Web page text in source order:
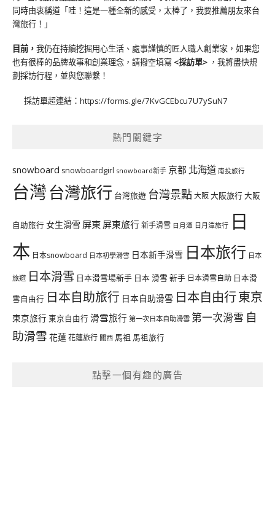
同時由衷稱道「哇！這是一種全新的感受，太棒了，我要推薦朋友來台
灣旅行！」
目前， 我仍在持續挖掘用心生活、處事謹慎的匠人職人創業家，如果您
也有很棒的品牌故事和創業理念，請撥空填寫 <採訪單> ，我將盡快規
劃採訪行程，並與您聯繫！
採訪單超連結： https://forms.gle/7KvGCEbcu7U7ySuN7
熱門關鍵字
snowboard snowboardgirl snowboard新手 京都 北海道 南投旅行
台灣台灣旅行 台灣旅遊 台灣景點大阪大阪旅行大阪
自助旅行 女生滑雪 屏東 屏東旅行新手滑雪 日月潭 日月潭旅行 日
本 日本snowboard 日本初學滑雪 日本新手滑雪 日本旅行 日本
旅遊 日本滑雪 日本滑雪場新手 日本 滑雪 新手 日本滑雪自助 日本滑
雪自由行 日本自助旅行 日本自助滑雪 日本自由行東京
東京旅行 東京自由行 滑雪旅行 第一次日本自助滑雪 第一次滑雪 自
助滑雪 花蓮花蓮旅行 關西 馬祖 馬祖旅行
點擊一個有趣的廣告